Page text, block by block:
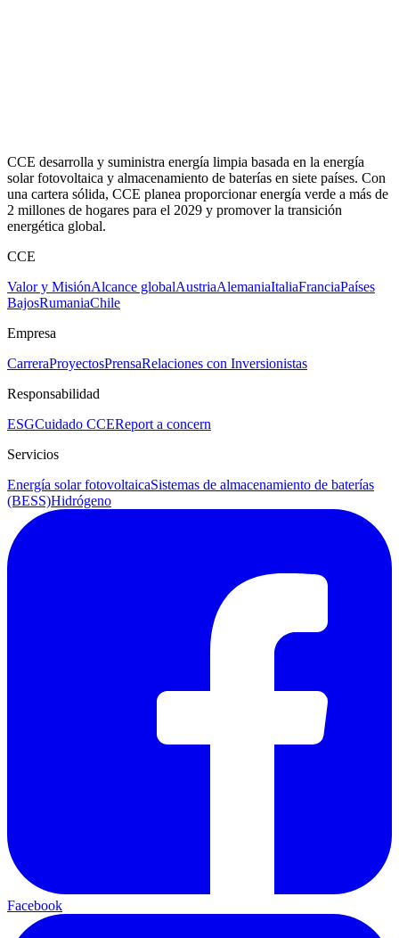
CCE desarrolla y suministra energía limpia basada en la energía
solar fotovoltaica y almacenamiento de baterías en siete países. Con
una cartera sólida, CCE planea proporcionar energía verde a más de
2 millones de hogares para el 2029 y promover la transición
energética global.
CCE
Valor y MisiónAlcance globalAustriaAlemaniaItaliaFranciaPaíses
BajosRumaniaChile
Empresa
CarreraProyectosPrensaRelaciones con Inversionistas
Responsabilidad
ESGCuidado CCEReport a concern
Servicios
Energía solar fotovoltaicaSistemas de almacenamiento de baterías
(BESS)Hidrógeno
Facebook